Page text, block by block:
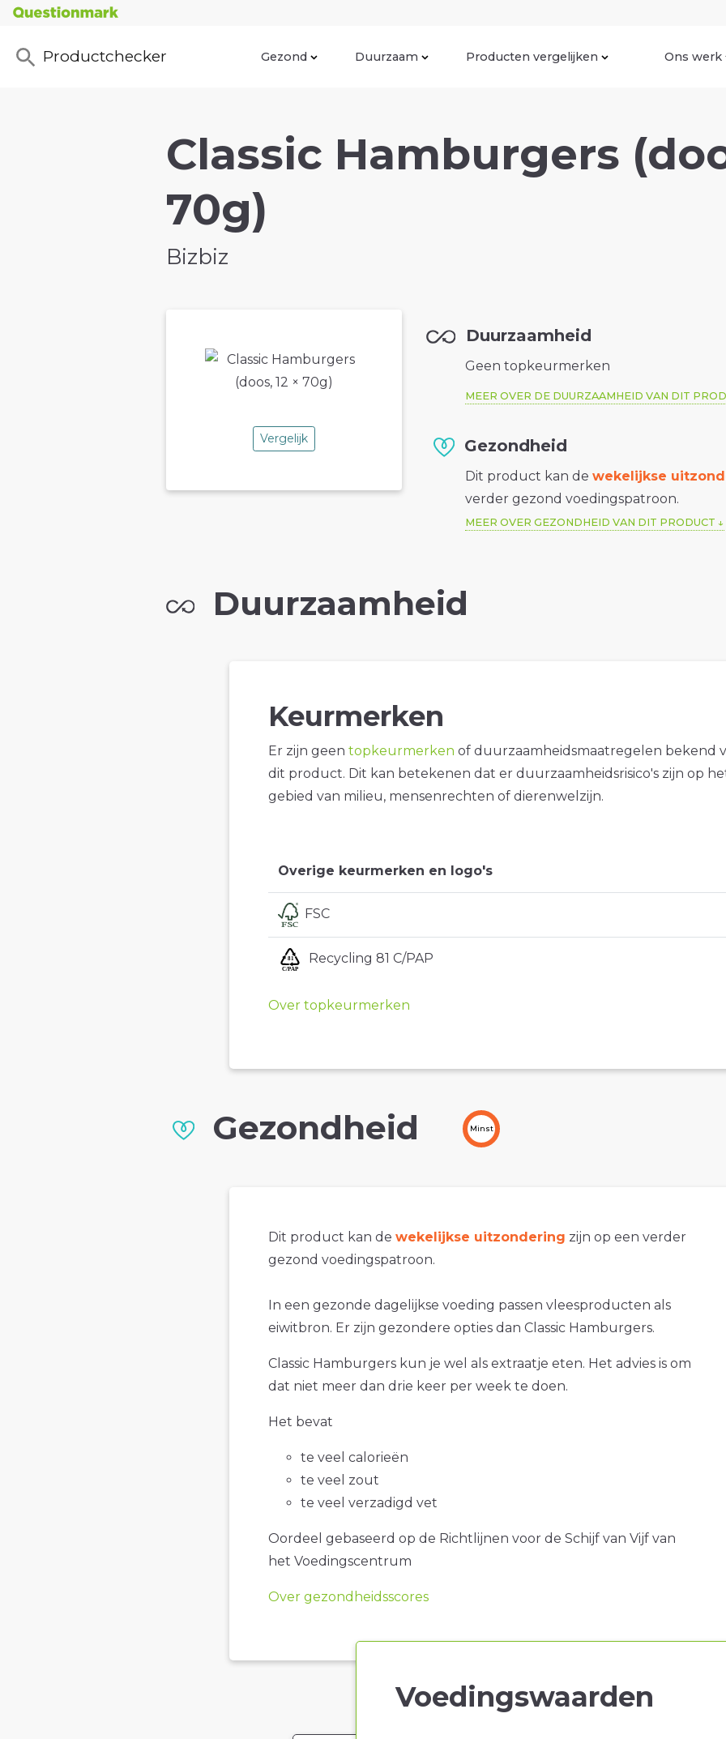
Productchecker Gezond Duurzaam Producten vergelijken Ons werk
Classic Hamburgers
70g)
Bizbiz
Vergelijk
Duurzaamheid
Geen topkeurmerken
MEER OVER DE DUURZAAMHEID VAN DIT
Gezondheid
Dit product kan dewekelijkse
verder gezond voedingspatroon.
MEER OVER GEZONDHEID VAN DIT PRODUCT
Duurzaamheid
Keurmerken
Er zijn geen topkeurmerken of duurzaamheidsmaatregelen bekend
dit product. Dit kan betekenen dat er duurzaamheidsrisico's zijn op
gebied van milieu, mensenrechten of dierenwelzijn.
Overige keurmerken en logo's
FSC
Recycling 81 C/PAP
Over topkeurmerken
Gezondheid Minst
Dit product kan de wekelijkse uitzondering zijn op een verder
gezond voedingspatroon.
In een gezonde dagelijkse voeding passen vleesproducten als
eiwitbron. Er zijn gezondere opties dan Classic Hamburgers.
Classic Hamburgers kun je wel als extraatje eten. Het advies is om
dat niet meer dan drie keer per week te doen.
Het bevat
te veel calorieën
te veel zout
te veel verzadigd vet
Oordeel gebaseerd op de Richtlijnen voor de Schijf van Vijf van
het Voedingscentrum
Over gezondheidsscores
Voedingswaarden